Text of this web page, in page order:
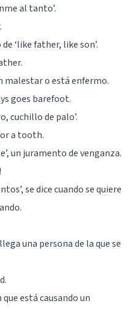
al tanto’.
‘like father, like son’.
malestar o está enfermo.
goes barefoot.
cuchillo de palo’.
a tooth.
un juramento de venganza.
se dice cuando se quiere
una persona de la que se
está causando un